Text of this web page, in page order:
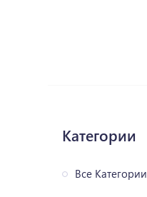
Категории
Все Категории